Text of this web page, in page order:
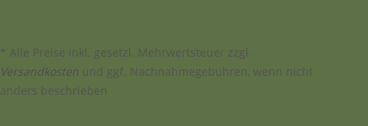
* Alle Preise inkl. gesetzl. Mehrwertsteuer zzgl.
Versandkosten und ggf. Nachnahmegebühren, wenn nicht
anders beschrieben